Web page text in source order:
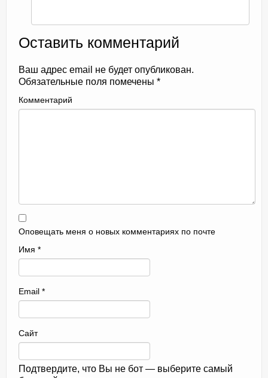
Оставить комментарий
Ваш адрес email не будет опубликован.
Обязательные поля помечены *
Комментарий
Оповещать меня о новых комментариях по почте
Имя *
Email *
Сайт
Подтвердите, что Вы не бот — выберите самый